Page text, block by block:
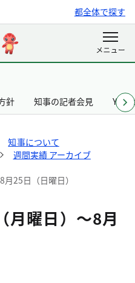
都全体で探す
針 知事の記者会見
知事について
週間実績 アーカイブ
25日（日曜日）
月曜日）～8月